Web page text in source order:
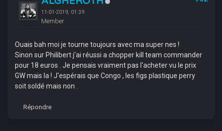
11-01-2019, 01:39
Member
Ouais bah moi je tourne toujours avec ma super nes !
Sinon sur Philibert j'ai réussi a chopper kill team commander
pour 18 euros . Je pensais vraiment pas l'acheter vu le prix
GW mais la ! J'espérais que Congo , les figs plastique perry
soit soldé mais non .
Répondre